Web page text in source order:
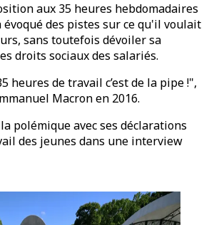
aux 35 heures hebdomadaires
des pistes sur ce qu'il voulait
sans toutefois dévoiler sa
droits sociaux des salariés.
heures de travail c’est de la pipe !",
Macron en 2016.
polémique avec ses déclarations
des jeunes dans une interview